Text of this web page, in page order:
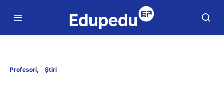
Profesori Știri